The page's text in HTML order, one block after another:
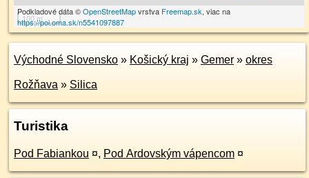
100 m
Podkladové dáta ©OpenStreetMapvrstva Freemap.sk, viac na
https://poi.oma.sk/n5541097887
Východné Slovensko » Košický kraj » Gemer » okres
Rožňava » Silica
Turistika
Pod Fabiankou ¤, Pod Ardovským vápencom ¤